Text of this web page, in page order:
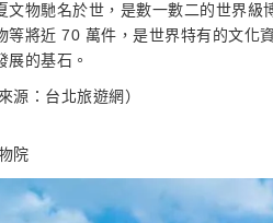
文物馳名於世，是數一數二的世界級
等將近 70 萬件，是世界特有的文化
展的基石。
源：台北旅遊網）
院